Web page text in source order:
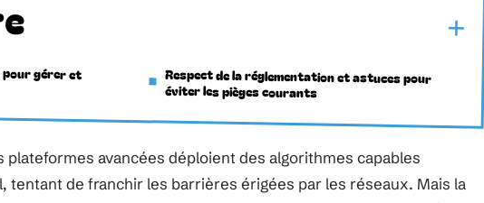
pour gérer et Respect de la réglementation et astuces pour
éviter les pièges courants
plateformes avancées déploient des algorithmes capables
tentant de franchir les barrières érigées par les réseaux. Mais la